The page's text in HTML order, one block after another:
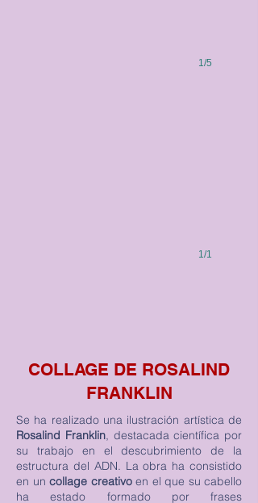
1/5
1/1
COLLAGE DE ROSALIND
FRANKLIN
Se ha realizado una ilustración artística de
Rosalind Franklin, destacada científica por
su trabajo en el descubrimiento de la
estructura del ADN. La obra ha consistido
en un collage creativoen el que su cabello
ha estado formado por frases